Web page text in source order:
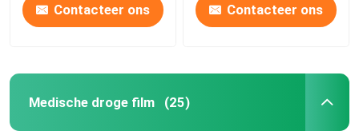
Contacteer ons Contacteer ons
Medische droge film (25)